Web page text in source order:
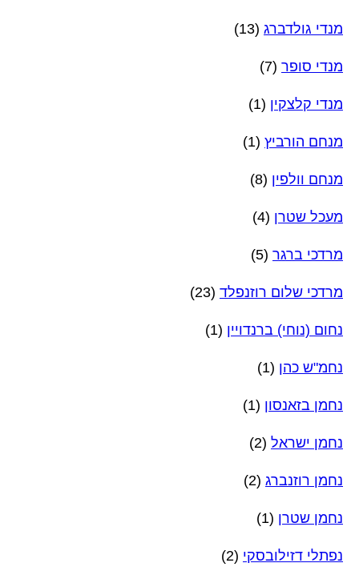
מנדי גולדברג (13)
מנדי סופר (7)
מנדי קלצקין (1)
מנחם הורביץ (1)
מנחם וולפין (8)
מעכל שטרן (4)
מרדכי ברגר (5)
מרדכי שלום רוזנפלד (23)
נחום (נוחי) ברנדויין (1)
נחמ"ש כהן (1)
נחמן בזאנסון (1)
נחמן ישראל (2)
נחמן רוזנברג (2)
נחמן שטרן (1)
נפתלי דזילובסקי (2)